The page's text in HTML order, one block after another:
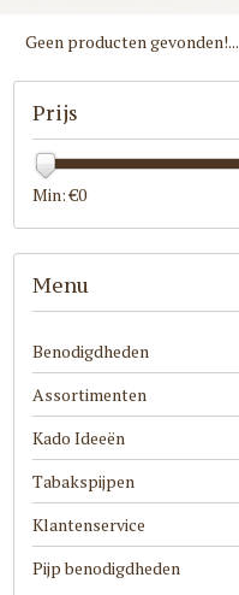
Geen producten gevonden!...
Prijs
Min: €0
Menu
Benodigdheden
Assortimenten
Kado Ideeën
Tabakspijpen
Klantenservice
Pijp benodigdheden